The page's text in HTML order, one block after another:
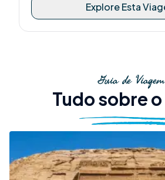
Explore Esta
Guia de Viagem
Tudo sobre